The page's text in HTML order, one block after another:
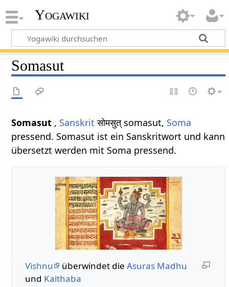
Yogawiki
Somasut
Somasut , Sanskrit सोमसुत् somasut, Soma
pressend. Somasut ist ein Sanskritwort und kann
übersetzt werden mit Soma pressend.
Vishnu überwindet die Asuras Madhu
und Kaithaba